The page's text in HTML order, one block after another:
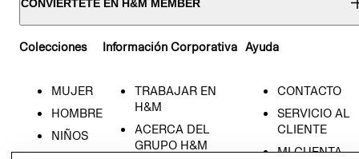
CONVIÉRTETE EN H&M MEMBER
Colecciones
MUJER
HOMBRE
NIÑOS
Información Corporativa
TRABAJAR EN
H&M
ACERCA DEL
GRUPO H&M
Ayuda
CONTACTO
SERVICIO AL
CLIENTE
MI CUENTA